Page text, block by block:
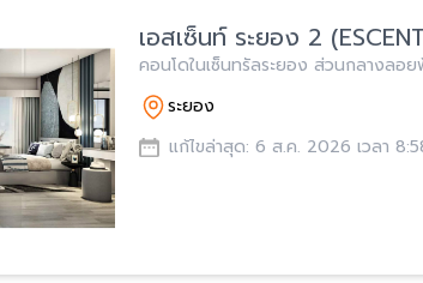
เอสเซ็นท์ ระยอง 2
คอนโดในเซ็นทรัลระยอง ส่วนกลางลอ
ระยอง
แก้ไขล่าสุด: 6 ส.ค. 2026 เวลา